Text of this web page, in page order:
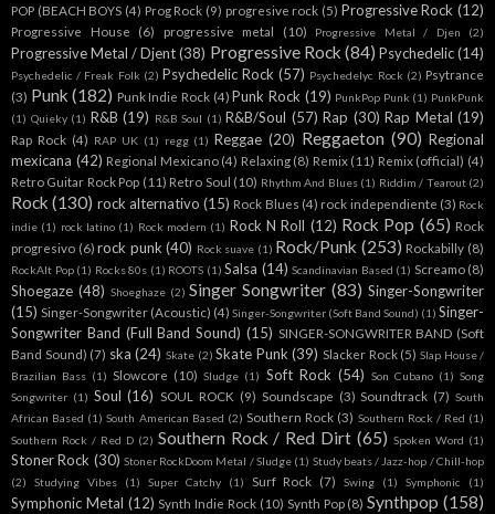
POP (BEACH BOYS (4) Prog Rock (9) progresive rock (5) Progressive Rock (12)
Progressive House (6) progressive metal (10) Progressive Metal / Djen (2)
Progressive Metal / Djent (38) Progressive Rock (84) Psychedelic(14)
Psychedelic / Freak Folk (2) Psychedelic Rock (57) Psychedelyc Rock (2) Psytrance
(3) Punk (182) Punk Indie Rock (4) Punk Rock (19) PunkPop Punk (1) PunkPunk
(1) Quieky (1) R&B (19) R&B Soul (1) R&B/Soul (57) Rap (30) Rap Metal (19)
Rap Rock (4) RAP UK (1) regg (1) Reggae (20) Reggaeton (90) Regional
mexicana (42) Regional Mexicano (4) Relaxing (8) Remix (11) Remix (official) (4)
Retro Guitar Rock Pop (11) Retro Soul (10) Rhythm And Blues (1) Riddim / Tearout (2)
Rock (130) rock alternativo (15) Rock Blues (4) rock independiente (3) Rock
indie (1) rock latino (1) Rock modern (1) Rock N Roll (12) Rock Pop (65) Rock
progresivo (6) rock punk (40) Rock suave (1) Rock/Punk (253) Rockabilly (8)
RockAlt Pop (1) Rocks 80s (1) ROOTS (1) Salsa (14) Scandinavian Based (1) Screamo (8)
Shoegaze (48) Shoeghaze (2) Singer Songwriter (83) Singer-Songwriter
(15) Singer-Songwriter (Acoustic) (4) Singer-Songwriter (Soft Band Sound) (1) Singer-
Songwriter Band (Full Band Sound) (15) SINGER-SONGWRITER BAND (Soft
Band Sound) (7) ska (24) Skate (2) Skate Punk (39) Slacker Rock (5) Slap House /
Brazilian Bass (1) Slowcore (10) Sludge (1) Soft Rock (54) Son Cubano (1) Song
Songwriter (1) Soul (16) SOUL ROCK (9) Soundscape (3) Soundtrack (7) South
African Based (1) South American Based (2) Southern Rock (3) Southern Rock / Red (1)
Southern Rock / Red D (2) Southern Rock / Red Dirt (65) Spoken Word (1)
Stoner Rock (30) Stoner RockDoom Metal / Sludge (1) Study beats / Jazz-hop / Chill-hop
(2)
Studying Vibes (1) Super Catchy (1) Surf Rock (7) Swing (1) Symphonic (1)
Symphonic Metal (12) Synth Indie Rock (10) Synth Pop (8) Synthpop (158)